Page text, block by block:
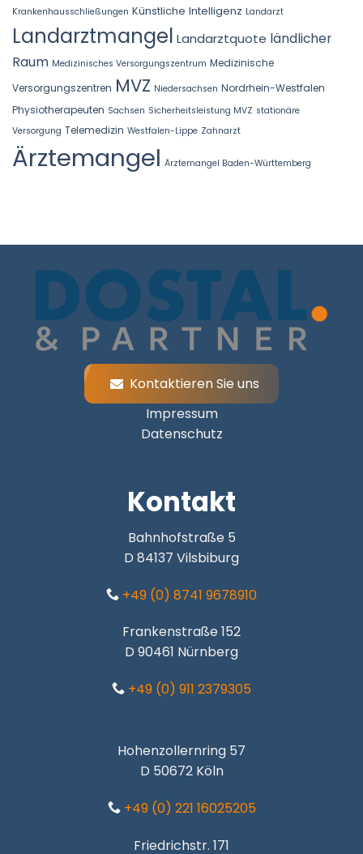
Krankenhausschließungen Künstliche Intelligenz Landarzt
Landarztmangel Landarztquote ländlicher
Raum Medizinisches Versorgungszentrum Medizinische
Versorgungszentren MVZ Niedersachsen Nordrhein-Westfalen
Physiotherapeuten Sachsen Sicherheitsleistung MVZ stationäre
Versorgung Telemedizin Westfalen-Lippe Zahnarzt
Ärztemangel Ärztemangel Baden-Württemberg
Kontaktieren Sie uns
Impressum
Datenschutz
Kontakt
Bahnhofstraße 5
D 84137 Vilsbiburg
+49 (0) 8741 9678910
Frankenstraße 152
D 90461 Nürnberg
+49 (0) 911 2379305
Hohenzollernring 57
D 50672 Köln
+49 (0) 221 16025205
Friedrichstr. 171